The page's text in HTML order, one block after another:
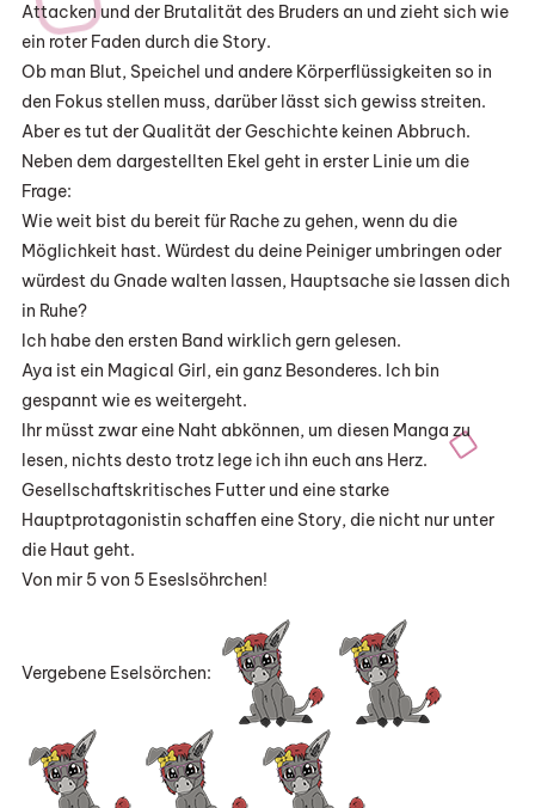
Attacken und der Brutalität des Bruders an und zieht sich wie
ein roter Faden durch die Story.
Ob man Blut, Speichel und andere Körperflüssigkeiten so in
den Fokus stellen muss, darüber lässt sich gewiss streiten.
Aber es tut der Qualität der Geschichte keinen Abbruch.
Neben dem dargestellten Ekel geht in erster Linie um die
Frage:
Wie weit bist du bereit für Rache zu gehen, wenn du die
Möglichkeit hast. Würdest du deine Peiniger umbringen oder
würdest du Gnade walten lassen, Hauptsache sie lassen dich
in Ruhe?
Ich habe den ersten Band wirklich gern gelesen.
Aya ist ein Magical Girl, ein ganz Besonderes. Ich bin
gespannt wie es weitergeht.
Ihr müsst zwar eine Naht abkönnen, um diesen Manga zu
lesen, nichts desto trotz lege ich ihn euch ans Herz.
Gesellschaftskritisches Futter und eine starke
Hauptprotagonistin schaffen eine Story, die nicht nur unter
die Haut geht.
Von mir 5 von 5 Eseslsöhrchen!
Vergebene Eselsörchen: